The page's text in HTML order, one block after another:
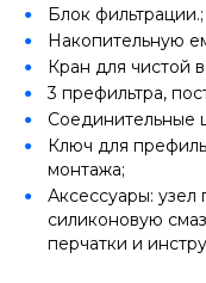
Блок фильтрации.;
Накопительную
Кран для чистой
3 префильтра,
Соединительные
Ключ для
монтажа;
Аксессуары:
силиконовую
перчатки и